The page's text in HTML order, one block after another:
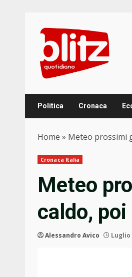
content
Politica Cronaca
Home » Meteo prossimi
Cronaca Italia
Meteo
caldo,
Alessandro Avico Luglio